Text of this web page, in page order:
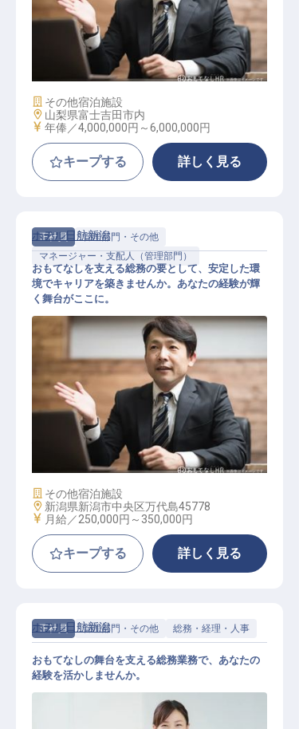
支配人│年収600万可・自社施設割り
あり・年休105日
施設業態
その他宿泊施設
勤務地
山梨県富士吉田市内
給与
年俸／4,000,000円～6,000,000円
キープする 詳しく見る
正社員
管理部門・その他
マネージャー・支配人（管理部門）
総務業務・責任者/正社員
ホテル日航新潟
おもてなしを支える総務の要として、安定した環
境でキャリアを築きませんか。あなたの経験が輝
く舞台がここに。
施設業態
その他宿泊施設
勤務地
新潟県新潟市中央区万代島45778
給与
月給／250,000円～ 350,000円
キープする 詳しく見る
正社員 管理部門・その他 総務・経理・人事
ホテル日航新潟
おもてなしの舞台を支える総務業務で、あなたの
経験を活かしませんか。